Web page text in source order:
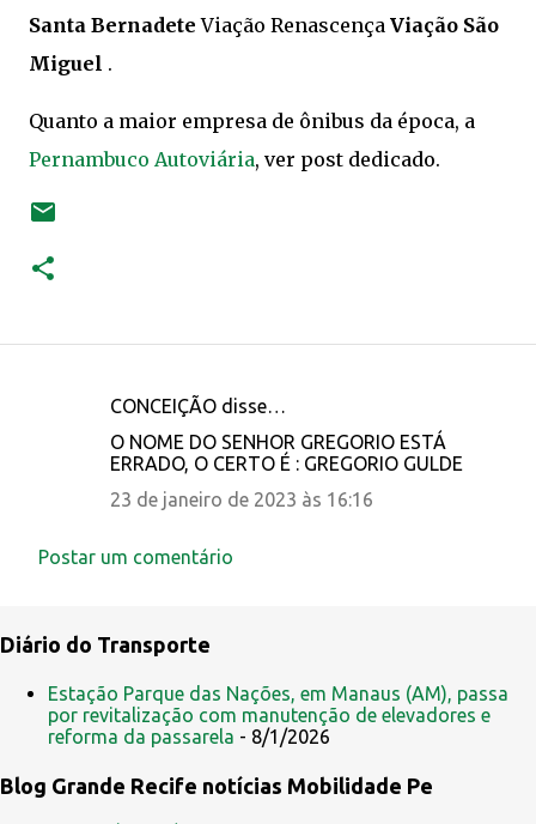
Santa BernadeteViação Renascença Viação São
Miguel .
Quanto a maior empresa de ônibus da época, a
Pernambuco Autoviária, ver post dedicado.
n
r
o
CONCEIÇÃO disse…
O NOME DO SENHOR GREGORIO ESTÁ
ERRADO, O CERTO É : GREGORIO GULDE
23 de janeiro de 2023 às 16:16
Postar um comentário
Diário do Transporte
Estação Parque das Nações, em Manaus (AM), passa
por revitalização com manutenção de elevadores e
reforma da passarela - 8/1/2026
Blog Grande Recife notícias Mobilidade Pe